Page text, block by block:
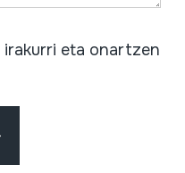
irakurri eta onartzen